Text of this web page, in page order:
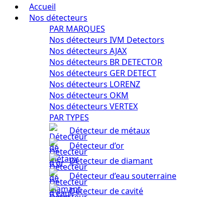
Accueil
Nos détecteurs
PAR MARQUES
Nos détecteurs IVM Detectors
Nos détecteurs AJAX
Nos détecteurs BR DETECTOR
Nos détecteurs GER DETECT
Nos détecteurs LORENZ
Nos détecteurs OKM
Nos détecteurs VERTEX
PAR TYPES
Détecteur de métaux
Détecteur d’or
Détecteur de diamant
Détecteur d’eau souterraine
Détecteur de cavité